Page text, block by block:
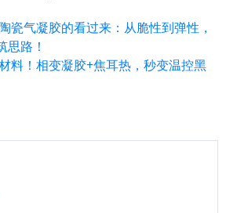
瓷气凝胶的看过来：从脆性到弹性，
思路！
料！相变凝胶+焦耳热，秒变温控黑